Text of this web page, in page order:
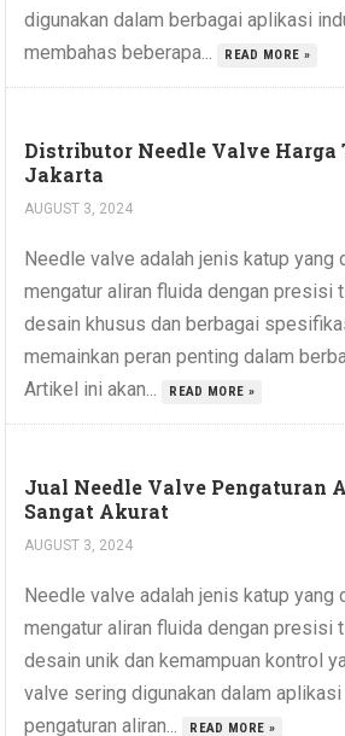
digunakan dalam berbagai aplikasi
membahas beberapa...
READ MORE »
Distributor Needle Valve Harga
Jakarta
AUGUST 3, 2024
Needle valve adalah jenis katup yang
mengatur aliran fluida dengan presisi
desain khusus dan berbagai
memainkan peran penting dalam
Artikel ini akan...
READ MORE »
Jual Needle Valve Pengaturan
Sangat Akurat
AUGUST 3, 2024
Needle valve adalah jenis katup yang
mengatur aliran fluida dengan presisi
desain unik dan kemampuan kontrol
valve sering digunakan dalam
pengaturan aliran...
READ MORE »